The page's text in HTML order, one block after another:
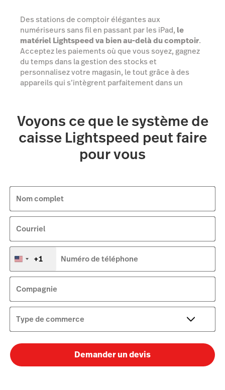
Des stations de comptoir élégantes aux
numériseurs sans fil en passant par les iPad, le
matériel Lightspeed va bien au-delà du comptoir.
Acceptez les paiements où que vous soyez, gagnez
du temps dans la gestion des stocks et
personnalisez votre magasin, le tout grâce à des
appareils qui s’intègrent parfaitement dans un
Voir les options
Voyons ce que le système de
caisse Lightspeed peut faire
pour vous
Nom complet
Courriel
États-
+1
+1 Numéro de téléphone
Compagnie
Type de commerce
Demander un devis